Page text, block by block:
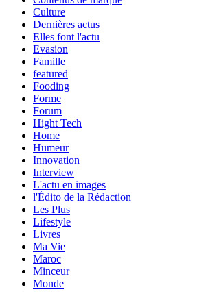
Culture
Dernières actus
Elles font l'actu
Evasion
Famille
featured
Fooding
Forme
Forum
Hight Tech
Home
Humeur
Innovation
Interview
L'actu en images
l'Édito de la Rédaction
Les Plus
Lifestyle
Livres
Ma Vie
Maroc
Minceur
Monde